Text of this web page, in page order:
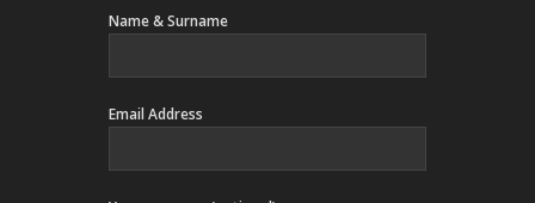
Name & Surname
Email Address